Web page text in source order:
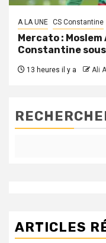
A LA UNE CS Constantine
Mercato :
Constantine
13 heures il y a Ali
ARTICLES